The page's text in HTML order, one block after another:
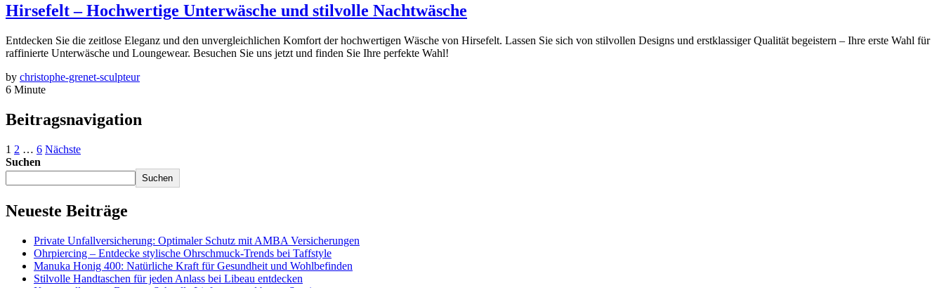
Hirsefelt – Hochwertige Unterwäsche und stilvolle Nachtwäsche
Entdecken Sie die zeitlose Eleganz und den unvergleichlichen Komfort der hochwertigen Wäsche von Hirsefelt. Lassen Sie sich von stilvollen Designs und erstklassiger Qualität begeistern – Ihre erste Wahl für
raffinierte Unterwäsche und Loungewear. Besuchen Sie uns jetzt und finden Sie Ihre perfekte Wahl!
by christophe-grenet-sculpteur
6 Minute
Beitragsnavigation
1 2 … 6 Nächste
Suchen
Suchen
Neueste Beiträge
Private Unfallversicherung: Optimaler Schutz mit AMBA Versicherungen
Ohrpiercing – Entdecke stylische Ohrschmuck-Trends bei Taffstyle
Manuka Honig 400: Natürliche Kraft für Gesundheit und Wohlbefinden
Stilvolle Handtaschen für jeden Anlass bei Libeau entdecken